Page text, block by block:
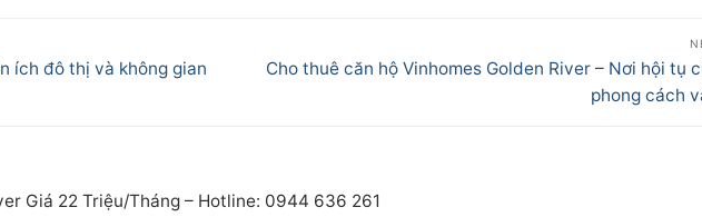
ích đô thị và không gian
Next
Cho thuê căn hộ Vinhomes Golden River – Nơi hội tụ
phong cách
Giá 22 Triệu/Tháng – Hotline: 0944 636 261